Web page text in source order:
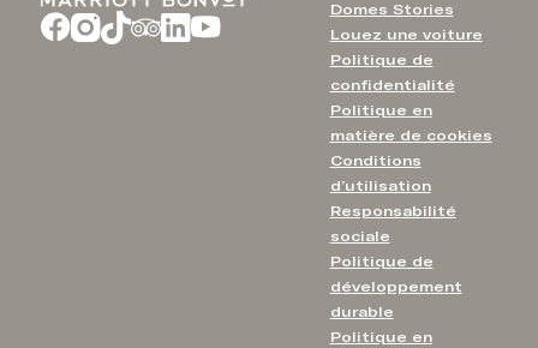
Domes Stories
Louez une voiture
Politique de
confidentialité
Politique en
matière de cookies
Conditions
d’utilisation
Responsabilité
sociale
Politique de
développement
durable
Politique en